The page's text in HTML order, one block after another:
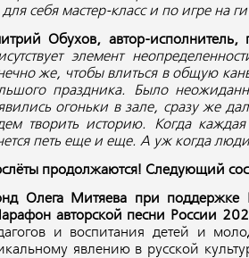
себя мастер-класс и по игре на
Обухов, автор-исполнитель,
элемент
же, чтобы влиться в общую
праздника. Было
огоньки в зале, сразу же
творить историю. Когда
петь еще и еще. А уж когда
продолжаются! Следующий
Олега Митяева при поддержке
авторской песни России
и воспитания детей и
явлению в русской